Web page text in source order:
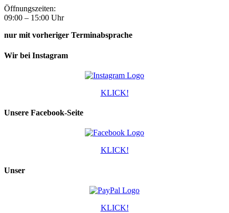
Öffnungszeiten:
09:00 – 15:00 Uhr
nur mit vorheriger Terminabsprache
Wir bei Instagram
KLICK!
Unsere Facebook-Seite
KLICK!
Unser
KLICK!